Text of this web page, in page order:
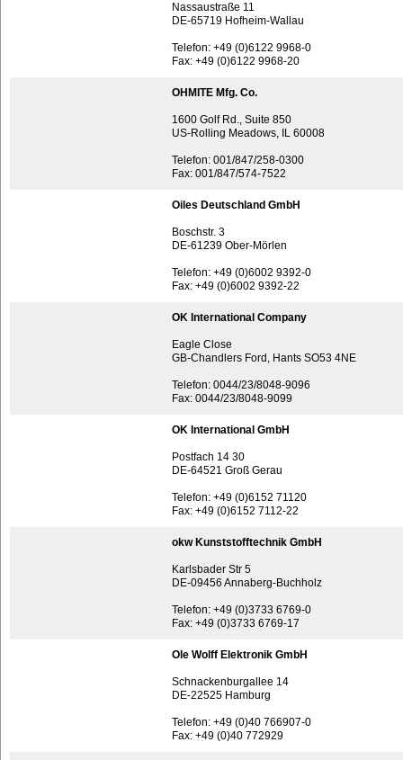
Nassaustraße 11
DE-65719 Hofheim-Wallau
Telefon: +49 (0)6122 9968-0
Fax: +49 (0)6122 9968-20
OHMITE Mfg. Co.
1600 Golf Rd., Suite 850
US-Rolling Meadows, IL 60008
Telefon: 001/847/258-0300
Fax: 001/847/574-7522
Oiles Deutschland GmbH
Boschstr. 3
DE-61239 Ober-Mörlen
Telefon: +49 (0)6002 9392-0
Fax: +49 (0)6002 9392-22
OK International Company
Eagle Close
GB-Chandlers Ford, Hants SO53 4NE
Telefon: 0044/23/8048-9096
Fax: 0044/23/8048-9099
OK International GmbH
Postfach 14 30
DE-64521 Groß Gerau
Telefon: +49 (0)6152 71120
Fax: +49 (0)6152 7112-22
okw Kunststofftechnik GmbH
Karlsbader Str 5
DE-09456 Annaberg-Buchholz
Telefon: +49 (0)3733 6769-0
Fax: +49 (0)3733 6769-17
Ole Wolff Elektronik GmbH
Schnackenburgallee 14
DE-22525 Hamburg
Telefon: +49 (0)40 766907-0
Fax: +49 (0)40 772929